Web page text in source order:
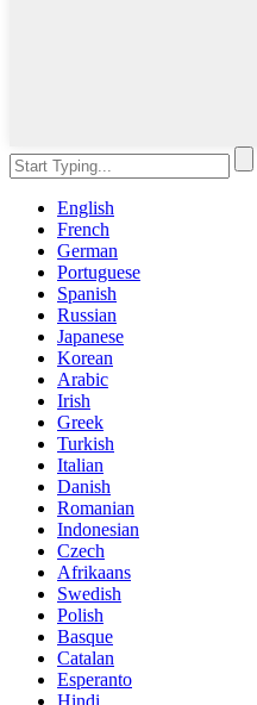
English
French
German
Portuguese
Spanish
Russian
Japanese
Korean
Arabic
Irish
Greek
Turkish
Italian
Danish
Romanian
Indonesian
Czech
Afrikaans
Swedish
Polish
Basque
Catalan
Esperanto
Hindi